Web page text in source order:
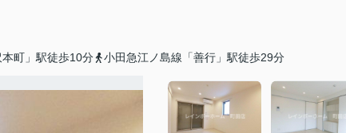
町」駅徒歩10分 小田急江ノ島線「善行」駅徒歩29分